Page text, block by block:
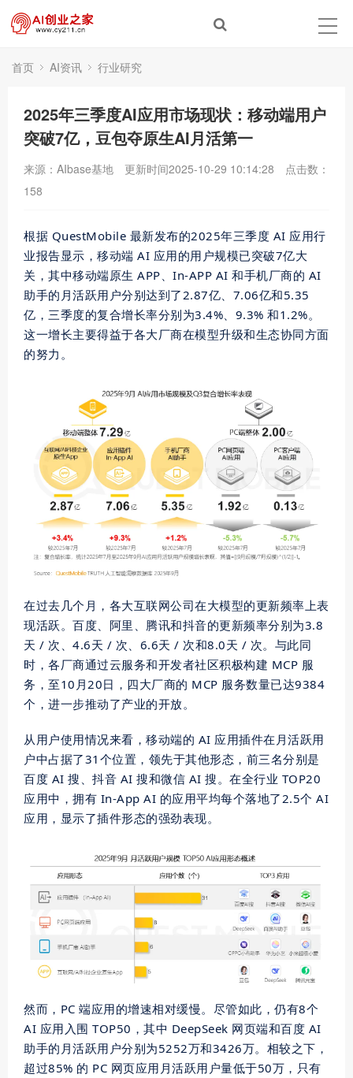
首页 AI资讯 行业研究
2025年三季度AI应用市场现状：移动端用户
突破7亿，豆包夺原生AI月活第一
来源：AIbase基地 更新时间2025-10-29 10:14:28
点击数：
158
根据 QuestMobile 最新发布的2025年三季度 AI 应用行
业报告显示，移动端 AI 应用的用户规模已突破7亿大
关，其中移动端原生 APP、In-APP AI 和手机厂商的 AI
助手的月活跃用户分别达到了2.87亿、7.06亿和5.35
亿，三季度的复合增长率分别为3.4%、9.3% 和1.2%。
这一增长主要得益于各大厂商在模型升级和生态协同方面
的努力。
在过去几个月，各大互联网公司在大模型的更新频率上表
现活跃。百度、阿里、腾讯和抖音的更新频率分别为3.8
天 / 次、4.6天 / 次、6.6天 / 次和8.0天 / 次。与此同
时，各厂商通过云服务和开发者社区积极构建 MCP 服
务，至10月20日，四大厂商的 MCP 服务数量已达9384
个，进一步推动了产业的开放。
从用户使用情况来看，移动端的 AI 应用插件在月活跃用
户中占据了31个位置，领先于其他形态，前三名分别是
百度 AI 搜、抖音 AI 搜和微信 AI 搜。在全行业 TOP20
应用中，拥有 In-App AI 的应用平均每个落地了2.5个 AI
应用，显示了插件形态的强劲表现。
然而，PC 端应用的增速相对缓慢。尽管如此，仍有8个
AI 应用入围 TOP50，其中 DeepSeek 网页端和百度 AI
助手的月活跃用户分别为5252万和3426万。相较之下，
超过85% 的 PC 网页应用月活跃用户量低于50万，只有